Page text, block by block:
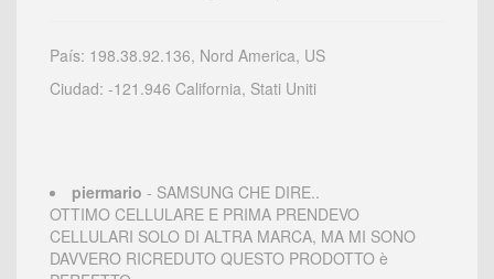
País: 198.38.92.136, Nord America, US
Ciudad: -121.946 California, Stati Uniti
piermario - SAMSUNG CHE DIRE..
OTTIMO CELLULARE E PRIMA PRENDEVO
CELLULARI SOLO DI ALTRA MARCA, MA MI SONO
DAVVERO RICREDUTO QUESTO PRODOTTO è